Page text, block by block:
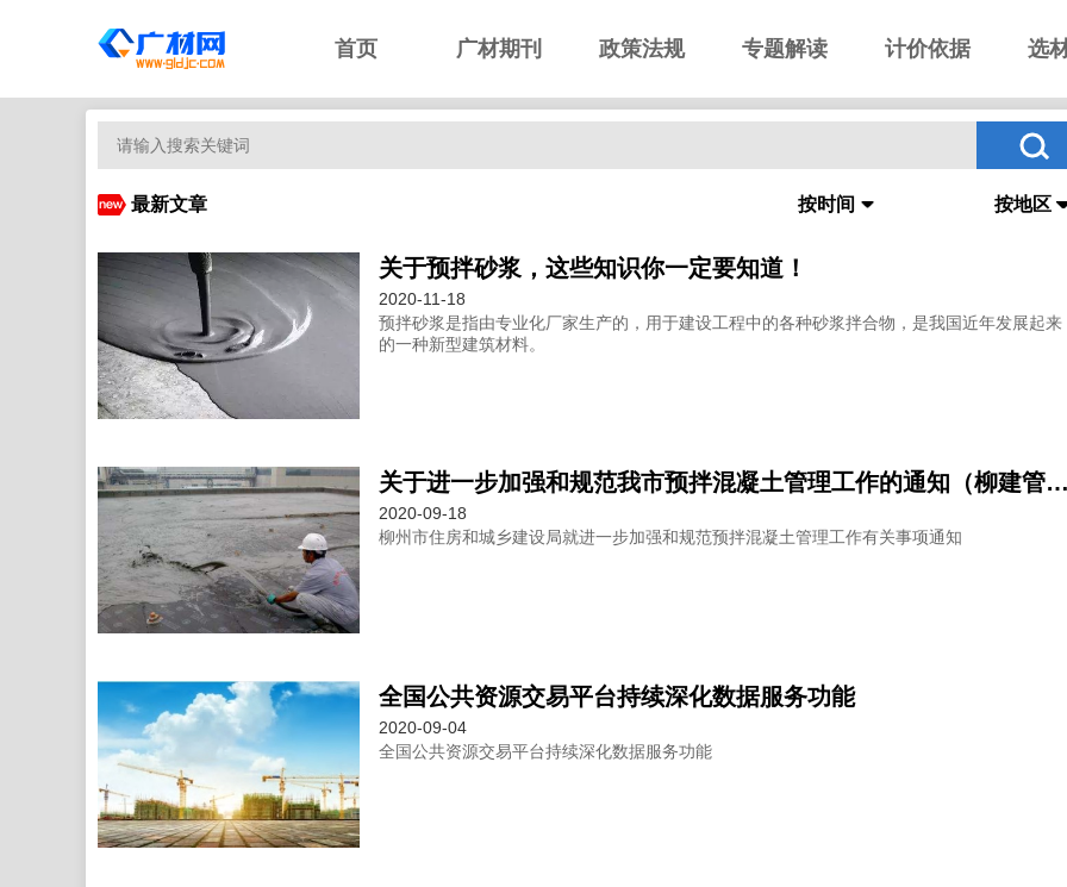
首页 广材期刊 政策法规 专题解读 计价依据 选
最新文章 按时间 按地区
关于预拌砂浆，这些知识你一定要知道！
2020-11-18
预拌砂浆是指由专业化厂家生产的，用于建设工程中的各种砂浆拌合物，是我国近年发展起来
的一种新型建筑材料。
关于进一步加强和规范我市预拌混凝土管理工作的通知（
2020-09-18
柳州市住房和城乡建设局就进一步加强和规范预拌混凝土管理工作有关事项通知
全国公共资源交易平台持续深化数据服务功能
2020-09-04
全国公共资源交易平台持续深化数据服务功能